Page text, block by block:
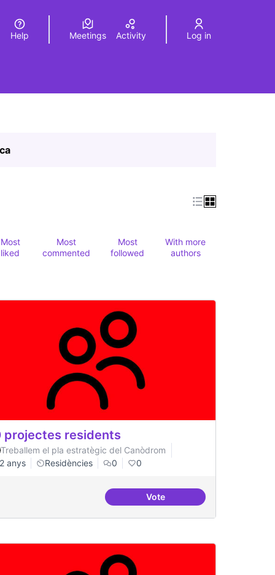
Elegir el idiomaChoose language
Help Meetings Activity Log in
Most
liked
Most
commented
Most
followed
With more
authors
projectes residents
Treballem el pla estratègic del Canòdrom
2 anys
Residències 0 0
Vote20 projectes residents